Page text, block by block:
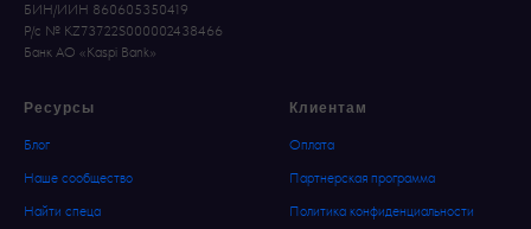
БИН/ИИН 860605350419
Р/с № KZ73722S000002438466
Банк АО «Kaspi Bank»
Ресурсы
Блог
Наше сообщество
Найти спеца
Клиентам
Оплата
Партнерская программа
Политика конфиденциальности